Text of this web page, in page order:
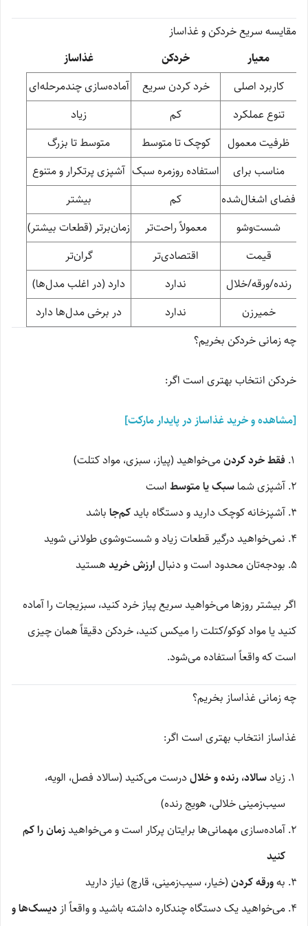
مقایسه سریع خردکن و غذاساز
معیار
خردکن
غذاساز
کاربرد اصلی
خرد کردن سریع
آماده‌سازی چندمرحله‌ای
تنوع عملکرد
کم
زیاد
ظرفیت معمول
کوچک تا متوسط
متوسط تا بزرگ
مناسب برای
استفاده روزمره سبک آشپزی پرتکرار و متنوع
فضای اشغال‌شده
کم
بیشتر
شست‌وشو
معمولاً راحت‌تر
زمان‌برتر (قطعات بیشتر)
قیمت
اقتصادی‌تر
گران‌تر
رنده/ورقه/خلال
ندارد
دارد (در اغلب مدل‌ها)
خمیرزن
ندارد
در برخی مدل‌ها دارد
چه زمانی خردکن بخریم؟
خردکن انتخاب بهتری است اگر:
[مشاهده و خرید غذاساز در پایدار مارکت]
فقط خرد کردنمی‌خواهید (پیاز، سبزی، مواد کتلت)
آشپزی شما سبک یا متوسط است
آشپزخانه کوچک دارید و دستگاه بایدکم‌جا باشد
نمی‌خواهید درگیر قطعات زیاد و شست‌وشوی طولانی شوید
بودجه‌تان محدود است و دنبال ارزش خرید هستید
اگر بیشتر روزها می‌خواهید سریع پیاز خرد کنید، سبزیجات را آماده
کنید یا مواد کوکو/کتلت را میکس کنید، خردکن دقیقاً همان چیزی
است که واقعاً استفاده می‌شود.
چه زمانی غذاساز بخریم؟
غذاساز انتخاب بهتری است اگر:
زیادسالاد، رنده و خلالدرست می‌کنید (سالاد فصل، الویه،
سیب‌زمینی خلالی، هویج رنده)
آماده‌سازی مهمانی‌ها برایتان پرکار است و می‌خواهیدزمان را کم
کنید
بهورقه کردن (خیار، سیب‌زمینی، قارچ) نیاز دارید
می‌خواهید یک دستگاه چندکاره داشته باشید و واقعاً از دیسک‌ها و